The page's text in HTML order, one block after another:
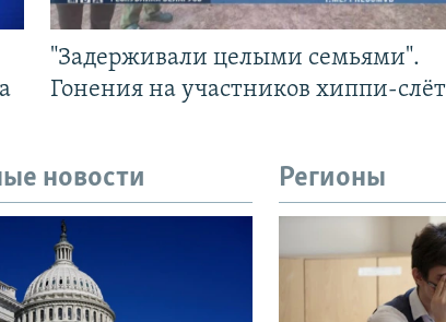
"Задерживали целыми семьями".
Гонения на участников хиппи-
новости Регионы